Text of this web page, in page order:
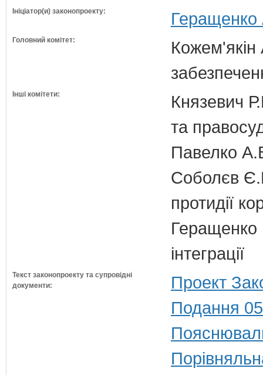
Ініціатор(и) законопроекту: Геращенко
Головний комітет:
Кожем'якін
Інші комітети:
Князевич
та
Павелко
Соболєв
протидії
Геращенко
інтеграції
Текст законопроекту та супровідні
документи:
Проект
Подання